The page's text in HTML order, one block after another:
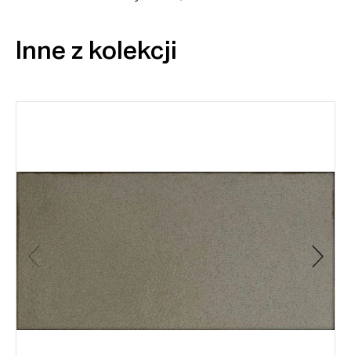
Inne z kolekcji